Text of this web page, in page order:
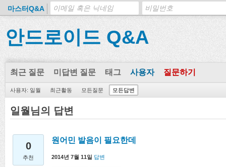
마스터Q&A
안드로이드 Q&A
최근 질문 미답변 질문 태그 사용자 질문하기
사용자: 일월 최근활동 모든질문 모든답변
일월님의 답변
0
추천
원어민 발음이 필요한데
2014년 7월 11일 답변